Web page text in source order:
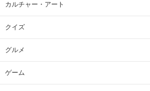
カルチャー・アート
クイズ
グルメ
ゲーム